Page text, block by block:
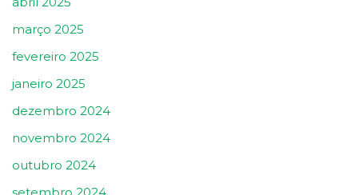
março 2025
fevereiro 2025
janeiro 2025
dezembro 2024
novembro 2024
outubro 2024
setembro 2024